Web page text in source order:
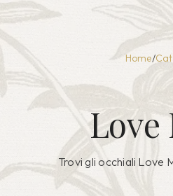
Home/
Love
Trovi gli occhiali Love